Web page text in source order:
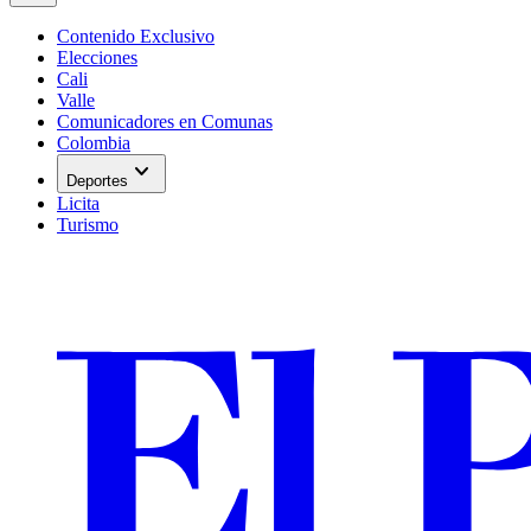
Contenido Exclusivo
Elecciones
Cali
Valle
Comunicadores en Comunas
Colombia
Deportes expand_more
Licita
Turismo